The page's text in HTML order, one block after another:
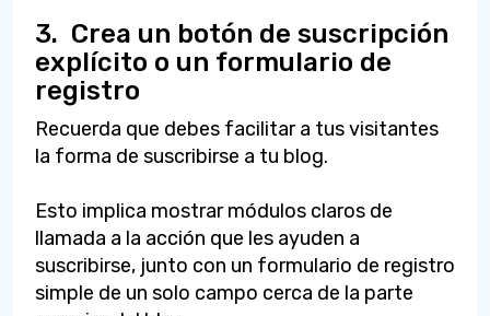
3. Crea un botón de suscripción
explícito o un formulario de
registro
Recuerda que debes facilitar a tus visitantes
la forma de suscribirse a tu blog.
Esto implica mostrar módulos claros de
llamada a la acción que les ayuden a
suscribirse, junto con un formulario de registro
simple de un solo campo cerca de la parte